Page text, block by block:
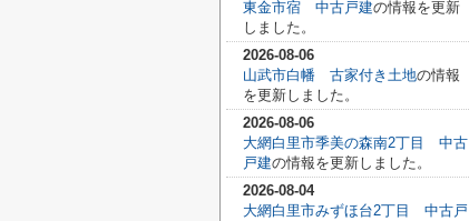
東金市宿 中古戸建の情報を更新
しました。
2026-08-06
山武市白幡 古家付き土地の情報
を更新しました。
2026-08-06
大網白里市季美の森南2丁目 中古
戸建の情報を更新しました。
2026-08-04
大網白里市みずほ台2丁目 中古戸